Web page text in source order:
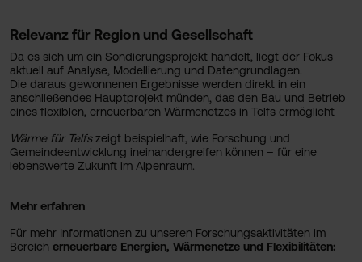
Relevanz für Region und Gesellschaft
Da es sich um ein Sondierungsprojekt handelt, liegt der Fokus
aktuell auf Analyse, Modellierung und Datengrundlagen.
Die daraus gewonnenen Ergebnisse werden direkt in ein
anschließendes Hauptprojekt münden, das den Bau und Betrieb
eines flexiblen, erneuerbaren Wärmenetzes in Telfs ermöglicht
Wärme für Telfszeigt beispielhaft, wie Forschung und
Gemeindeentwicklung ineinandergreifen können – für eine
lebenswerte Zukunft im Alpenraum.
Mehr erfahren
Für mehr Informationen zu unseren Forschungsaktivitäten im
Bereich erneuerbare Energien, Wärmenetze und Flexibilitäten: